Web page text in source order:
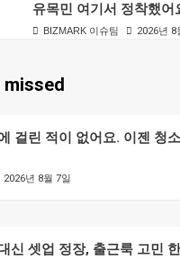
유목민 여기서 정착했어
BIZMARK 이슈팀 2026년 8
missed
걸린 적이 없어요. 이젠 청
2026년 8월 7일
신 셋업 정장, 출근룩 고민 한